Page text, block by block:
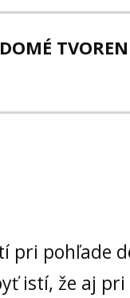
pri pohľade
istí, že aj